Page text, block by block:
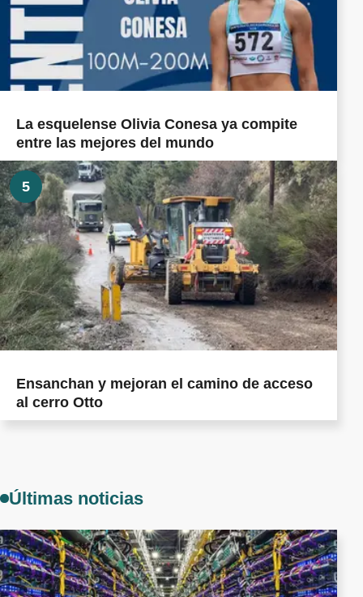
La esquelense Olivia Conesa ya compite
entre las mejores del mundo
5
Ensanchan y mejoran el camino de acceso
al cerro Otto
Últimas noticias